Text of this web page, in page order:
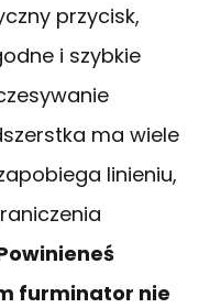
przycisk,
i szybkie
ma wiele
linieniu,
furminator nie